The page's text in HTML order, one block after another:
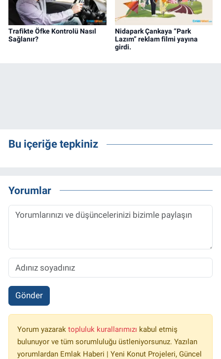
Trafikte Öfke Kontrolü Nasıl
Sağlanır?
Nidapark Çankaya “Park
Lazım” reklam filmi yayına
girdi.
Bu içeriğe tepkiniz
Yorumlar
Gönder
Yorum yazarak topluluk kurallarımızı kabul etmiş
bulunuyor ve tüm sorumluluğu üstleniyorsunuz. Yazılan
yorumlardan Emlak Haberi | Yeni Konut Projeleri, Güncel